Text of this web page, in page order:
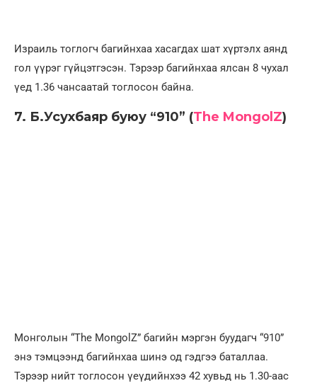
Израиль тоглогч багийнхаа хасагдах шат хүртэлх аянд
гол үүрэг гүйцэтгэсэн. Тэрээр багийнхаа ялсан 8 чухал
үед 1.36 чансаатай тоглосон байна.
7. Б.Усухбаяр буюу “910” (The MongolZ)
Монголын “The MongolZ” багийн мэргэн буудагч “910”
энэ тэмцээнд багийнхаа шинэ од гэдгээ баталлаа.
Тэрээр нийт тоглосон үеүдийнхээ 42 хувьд нь 1.30-аас